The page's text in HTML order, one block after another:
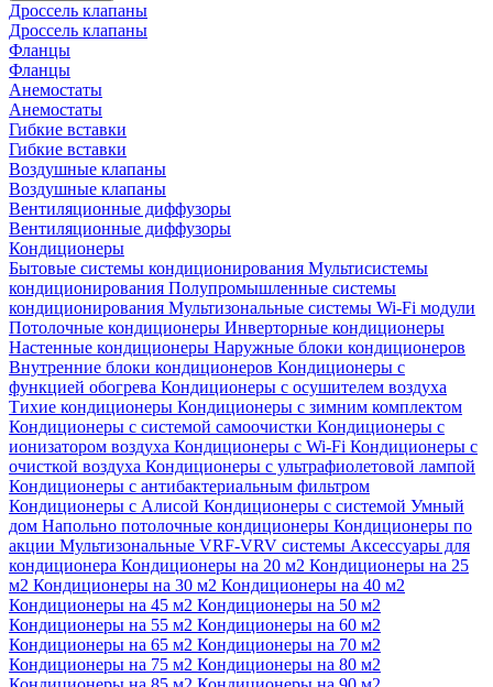
Дроссель клапаны
Дроссель клапаны
Фланцы
Фланцы
Анемостаты
Анемостаты
Гибкие вставки
Гибкие вставки
Воздушные клапаны
Воздушные клапаны
Вентиляционные диффузоры
Вентиляционные диффузоры
Кондиционеры
Бытовые системы кондиционирования Мультисистемы
кондиционирования Полупромышленные системы
кондиционирования Мультизональные системы Wi-Fi модули
Потолочные кондиционеры Инверторные кондиционеры
Настенные кондиционеры Наружные блоки кондиционеров
Внутренние блоки кондиционеров Кондиционеры с
функцией обогрева Кондиционеры с осушителем воздуха
Тихие кондиционеры Кондиционеры с зимним комплектом
Кондиционеры с системой самоочистки Кондиционеры с
ионизатором воздуха Кондиционеры с Wi-Fi Кондиционеры с
очисткой воздуха Кондиционеры с ультрафиолетовой лампой
Кондиционеры с антибактериальным фильтром
Кондиционеры с Алисой Кондиционеры с системой Умный
дом Напольно потолочные кондиционеры Кондиционеры по
акции Мультизональные VRF-VRV системы Аксессуары для
кондиционера Кондиционеры на 20 м2 Кондиционеры на 25
м2 Кондиционеры на 30 м2 Кондиционеры на 40 м2
Кондиционеры на 45 м2 Кондиционеры на 50 м2
Кондиционеры на 55 м2 Кондиционеры на 60 м2
Кондиционеры на 65 м2 Кондиционеры на 70 м2
Кондиционеры на 75 м2 Кондиционеры на 80 м2